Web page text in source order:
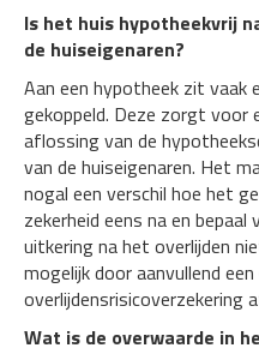
Is het huis hypotheekvrij
de huiseigenaren?
Aan een hypotheek zit vaak
gekoppeld. Deze zorgt voor
aflossing van de
van de huiseigenaren. Het
nogal een verschil hoe het
zekerheid eens na en
uitkering na het overlijden
mogelijk door aanvullend
overlijdensrisicoverzekering
Wat is de overwaarde in